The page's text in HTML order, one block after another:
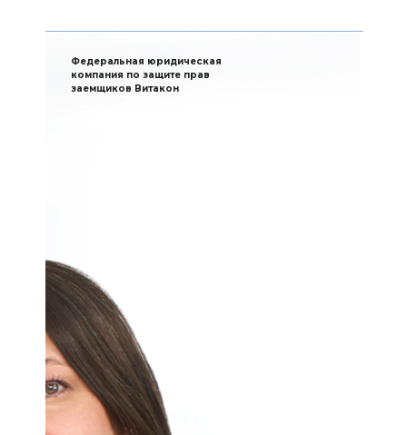
Федеральная юридическая
компания по защите прав
заемщиков Витакон